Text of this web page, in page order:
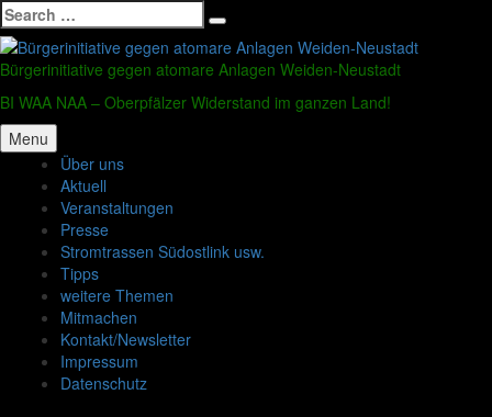
Search
for:
Search
Skip
to
Bürgerinitiative gegen atomare Anlagen Weiden-Neustadt
BI WAA NAA – Oberpfälzer Widerstand im ganzen Land!
Menu
Über uns
Aktuell
Veranstaltungen
Presse
Stromtrassen Südostlink usw.
Tipps
weitere Themen
Mitmachen
Kontakt/Newsletter
Impressum
Datenschutz